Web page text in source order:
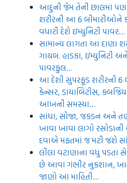
આદુની જેમ તેની છાલમાં
શરીરની આ 6 બીમારીઓને
વધારી દેશે ઇમ્યુનિટી પાવર…
સામાન્ય લાગતા આ દાણા
ગાયબ. હાડકા, ઇમ્યુનિટી
પાવરફુલ…
આ દેશી સુપરફૂડ શરીરની 6
કેન્સર, ડાયાબિટીસ,
આંખની સમસ્યા…
સાંધા, સોજા, જકડન અને
ખાવા ખાવા લાગો
દવાએ મફતમાં જ મટી જશે
લીલા વટાણાના વધુ પડતા
છે આવા ગંભીર નુકશાન,
જાણો આ માહિતી…